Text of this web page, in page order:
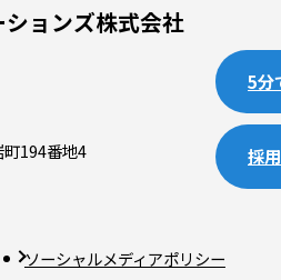
ョンズ株式会社
194番地4
5分
採
ソーシャルメディアポリシー